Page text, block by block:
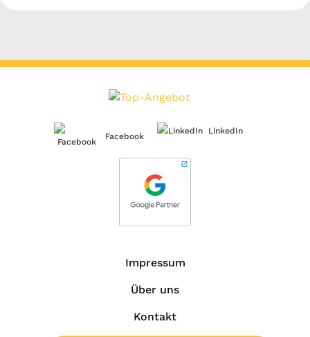
Facebook
LinkedIn
Impressum
Über uns
Kontakt